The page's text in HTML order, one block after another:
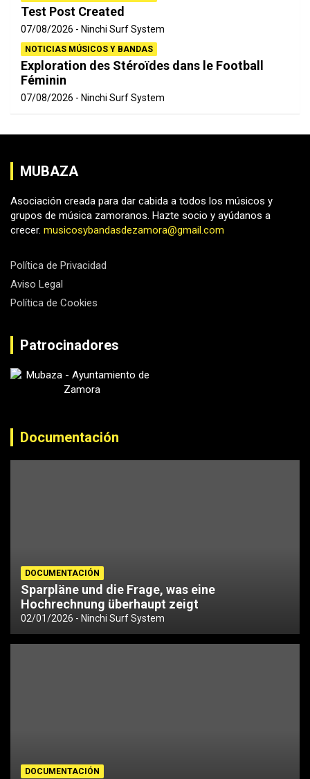
Test Post Created
07/08/2026 Ninchi Surf System
NOTICIAS MÚSICOS Y BANDAS
Exploration des Stéroïdes dans le Football
Féminin
07/08/2026 Ninchi Surf System
MUBAZA
Asociación creada para dar cabida a todos los músicos y
grupos de música zamoranos. Hazte socio y ayúdanos a
crecer. musicosybandasdezamora@gmail.com
Política de Privacidad
Aviso Legal
Política de Cookies
Patrocinadores
Documentación
DOCUMENTACIÓN
Sparpläne und die Frage, was eine
Hochrechnung überhaupt zeigt
02/01/2026 Ninchi Surf System
DOCUMENTACIÓN